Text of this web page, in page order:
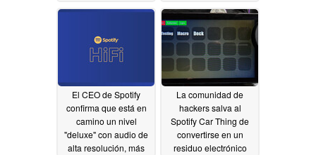
El CEO de Spotify
confirma que está en
camino un nivel
"deluxe" con audio de
alta resolución, más
La comunidad de
hackers salva al
Spotify Car Thing de
convertirse en un
residuo electrónico